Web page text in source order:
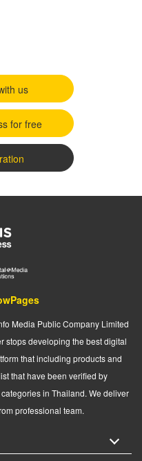
us
for free
Media Public Company Limited
stops developing the best digital
that including products and
that have been verified by
in Thailand. We deliver
professional team.